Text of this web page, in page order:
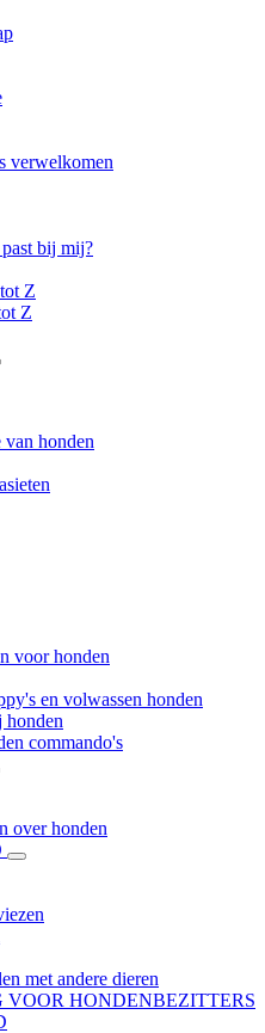
verwelkomen
bij mij?
Z
Z
van honden
voor honden
en volwassen honden
honden
commando's
over honden
met andere dieren
HONDENBEZITTERS